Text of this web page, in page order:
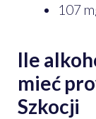
107
Ile
mieć
Szkocji